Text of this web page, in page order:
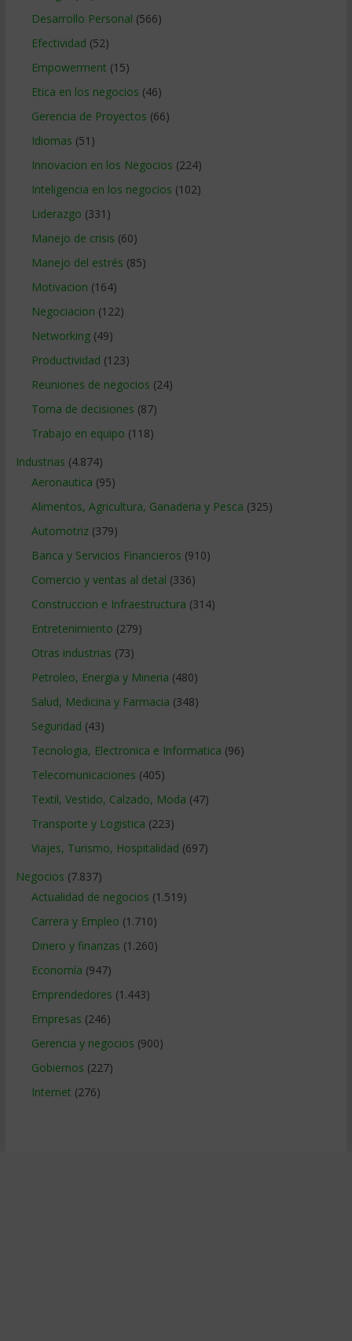
Desarrollo Personal (566)
Efectividad (52)
Empowerment (15)
Etica en los negocios (46)
Gerencia de Proyectos (66)
Idiomas (51)
Innovacion en los Negocios (224)
Inteligencia en los negocios (102)
Liderazgo (331)
Manejo de crisis (60)
Manejo del estrés (85)
Motivacion (164)
Negociacion (122)
Networking(49)
Productividad (123)
Reuniones de negocios (24)
Toma de decisiones (87)
Trabajo en equipo (118)
Industrias (4.874)
Aeronautica (95)
Alimentos, Agricultura, Ganaderia y Pesca (325)
Automotriz(379)
Banca y Servicios Financieros (910)
Comercio y ventas al detal (336)
Construccion e Infraestructura (314)
Entretenimiento (279)
Otras industrias (73)
Petroleo, Energia y Mineria (480)
Salud, Medicina y Farmacia (348)
Seguridad (43)
Tecnologia, Electronica e Informatica (96)
Telecomunicaciones (405)
Textil, Vestido, Calzado, Moda (47)
Transporte y Logistica (223)
Viajes, Turismo, Hospitalidad (697)
Negocios (7.837)
Actualidad de negocios (1.519)
Carrera y Empleo (1.710)
Dinero y finanzas (1.260)
Economía (947)
Emprendedores (1.443)
Empresas (246)
Gerencia y negocios (900)
Gobiernos (227)
Internet (276)